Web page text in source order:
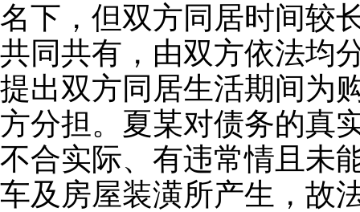
名下，但双方同居时间较
共同共有，由双方依法均
提出双方同居生活期间为
方分担。夏某对债务的真
不合实际、有违常情且未
车及房屋装潢所产生，故